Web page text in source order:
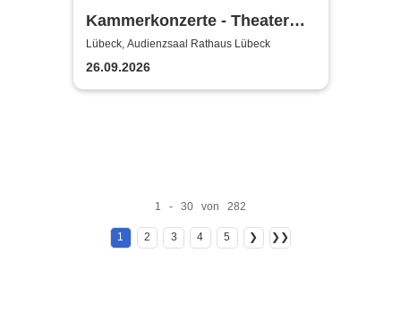
Kammerkonzerte - Theater
Lübeck
Lübeck, Audienzsaal Rathaus Lübeck
26.09.2026
1 - 30 von 282
1 2 3 4 5 ❯ ❯❯